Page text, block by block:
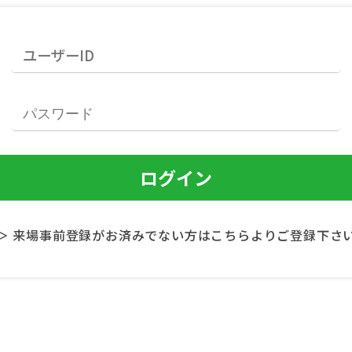
来場事前登録がお済みでない方はこちらよりご登録下さ